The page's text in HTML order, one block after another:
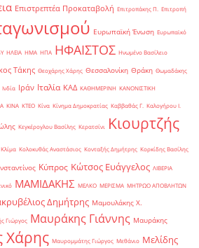
Επιστρεπτέα Προκαταβολή Επιτροπάκης Π. Επιτροπή
Ευρωπαϊκή Ένωση Ευρωπαϊκό
ΗΛΕΙΑ ΗΜΑ ΗΠΑ ΗΦΑΙΣΤΟΣ Ηνωμένο Βασίλειο
Τάκης Θεοχάρης Χάρης Θεσσαλονίκη Θράκη Θωμαδάκης
Ινδία Ιράν Ιταλία ΚΑΔ ΚΑΘΗΜΕΡΙΝΗ ΚΑΝΟΝΙΣΤΙΚΗ
ΚΙΝΑ ΚΤΕΟ Κίνα Κίνημα Δημοκρατίας Καββαθάς Γ. Καλογήρου Ι.
Κεγκέρογλου Βασίλης Κερατσίνι
Κιουρτζής
Κλίμα Κολοκυθάς Αναστάσιος Κονταξής Δημήτρης Κορκίδης Βασίλης
Κύπρος Κώτσος Ευάγγελος ΛΙΒΕΡΙΑ
ΜΑΜΙΔΑΚΗΣ ΜΕΛΚΟ ΜΕΡΙΣΜΑ ΜΗΤΡΩΟ ΑΠΟΒΛΗΤΩΝ
Δημήτρης Μαμουλάκης Χ.
Γιώργος Μαυράκης Γιάννης Μαυράκης
Χάρης Μαυρομμάτης Γιώργος Μεθάνιο Μελίδης